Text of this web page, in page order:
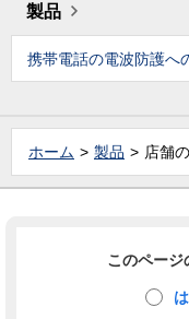
製品
携帯電話の電波防護へ
ホーム 製品 店舗
このページ